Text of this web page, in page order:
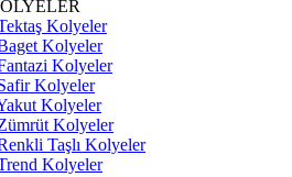
Kolyeler
Kolyeler
Kolyeler
Kolyeler
Kolyeler
Kolyeler
Taşlı Kolyeler
Kolyeler